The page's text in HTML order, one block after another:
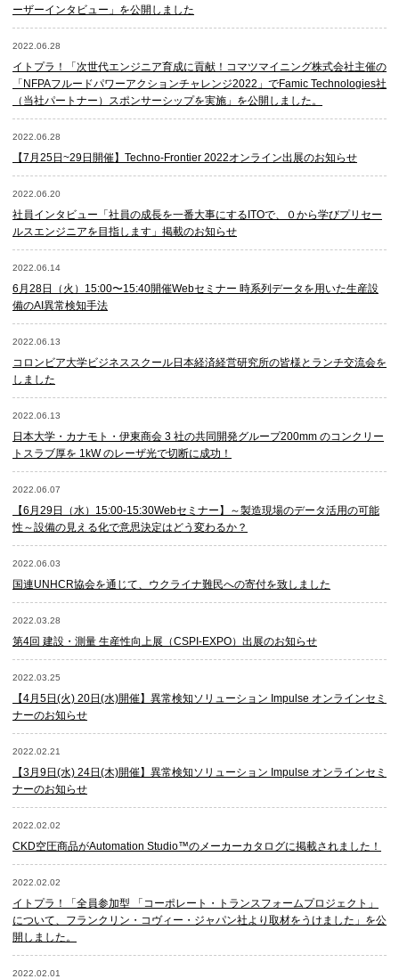
ーザーインタビュー」を公開しました
2022.06.28
イトプラ！「次世代エンジニア育成に貢献！コマツマイニング株式会社主催の
「NFPAフルードパワーアクションチャレンジ2022」でFamic Technologies社
（当社パートナー）スポンサーシップを実施」を公開しました。
2022.06.28
【7月25日~29日開催】Techno-Frontier 2022オンライン出展のお知らせ
2022.06.20
社員インタビュー「社員の成長を一番大事にするITOで、０から学びプリセー
ルスエンジニアを目指します」掲載のお知らせ
2022.06.14
6月28日（火）15:00〜15:40開催Webセミナー 時系列データを用いた生産設
備のAI異常検知手法
2022.06.13
コロンビア大学ビジネススクール日本経済経営研究所の皆様とランチ交流会を
しました
2022.06.13
日本大学・カナモト・伊東商会 3 社の共同開発グループ200mm のコンクリー
トスラブ厚を 1kW のレーザ光で切断に成功！
2022.06.07
【6月29日（水）15:00-15:30Webセミナー】～製造現場のデータ活用の可能
性～設備の見える化で意思決定はどう変わるか？
2022.06.03
国連UNHCR協会を通じて、ウクライナ難民への寄付を致しました
2022.03.28
第4回 建設・測量 生産性向上展（CSPI-EXPO）出展のお知らせ
2022.03.25
【4月5日(火) 20日(水)開催】異常検知ソリューション Impulse オンラインセミ
ナーのお知らせ
2022.02.21
【3月9日(水) 24日(木)開催】異常検知ソリューション Impulse オンラインセミ
ナーのお知らせ
2022.02.02
CKD空圧商品がAutomation Studio™のメーカーカタログに掲載されました！
2022.02.02
イトプラ！「全員参加型 「コーポレート・トランスフォームプロジェクト」
について、フランクリン・コヴィー・ジャパン社より取材をうけました」を公
開しました。
2022.02.01